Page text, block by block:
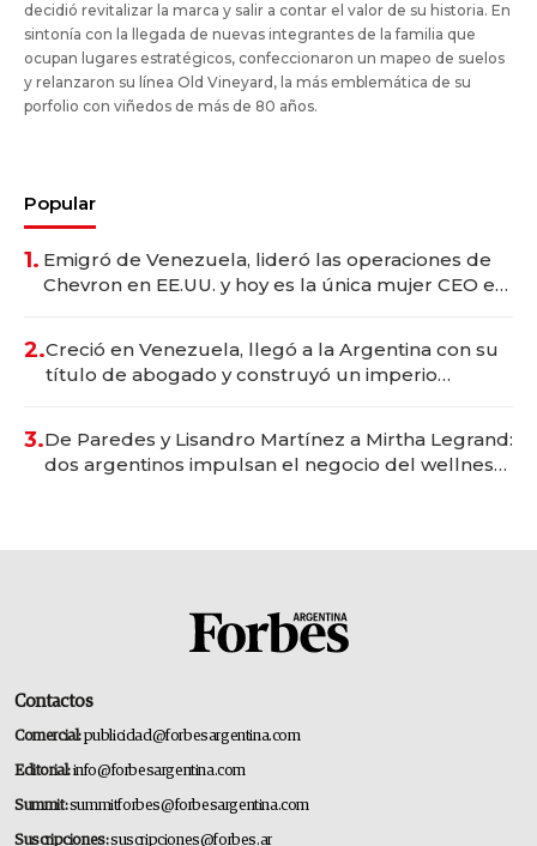
decidió revitalizar la marca y salir a contar el valor de su historia. En
sintonía con la llegada de nuevas integrantes de la familia que
ocupan lugares estratégicos, confeccionaron un mapeo de suelos
y relanzaron su línea Old Vineyard, la más emblemática de su
porfolio con viñedos de más de 80 años.
Popular
1. Emigró de Venezuela, lideró las operaciones de
Chevron en EE.UU. y hoy es la única mujer CEO en
2.Creció en Venezuela, llegó a la Argentina con su
título de abogado y construyó un imperio
3.De Paredes y Lisandro Martínez a Mirtha Legrand:
dos argentinos impulsan el negocio del wellness
Contactos
Comercial:publicidad@forbesargentina.com
Editorial:info@forbesargentina.com
Summit:summitforbes@forbesargentina.com
Suscripciones:suscripciones@forbes.ar